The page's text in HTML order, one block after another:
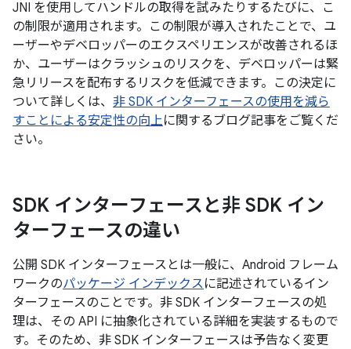
JNI を使用してハンドルの取得を試みたりするたびに、こ
の制限が適用されます。この制限が導入されたことで、ユ
ーザーやデベロッパーのエクスペリエンスが改善されるほ
か、ユーザーはクラッシュのリスクを、デベロッパーは緊
急リリースを配布するリスクを低減できます。この決定に
ついて詳しくは、 非 SDK インターフェースの使用を減ら
すことによる安定性の向上に関するブログ記事をご覧くだ
さい。
SDK インターフェースと非 SDK イン
ターフェースの違い
公開 SDK インターフェースとは一般に、Android フレーム
ワークのパッケージ インデックスに記述されているイン
ターフェースのことです。非 SDK インターフェースの処
理は、その API に抽象化されている詳細を実装するもので
す。そのため、非 SDK インターフェースは予告なく変更